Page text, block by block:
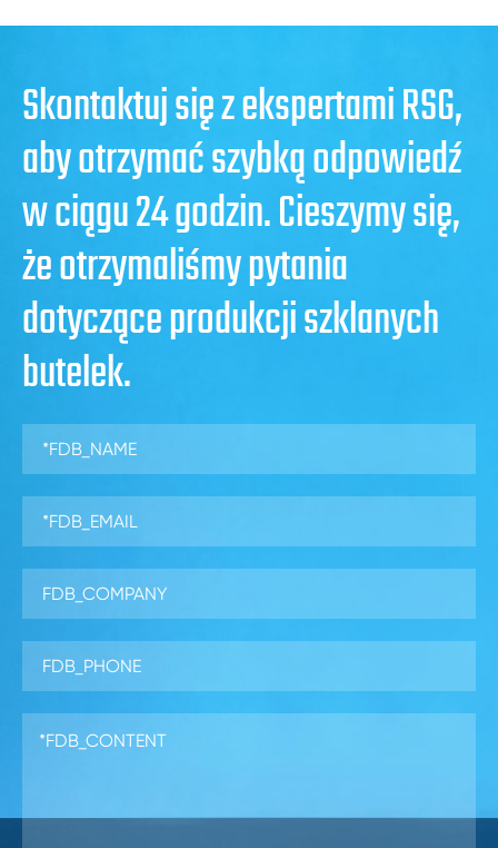
Skontaktuj się z ekspertami RSG,
aby otrzymać szybką odpowiedź
w ciągu 24 godzin. Cieszymy się,
że otrzymaliśmy pytania
dotyczące produkcji szklanych
butelek.